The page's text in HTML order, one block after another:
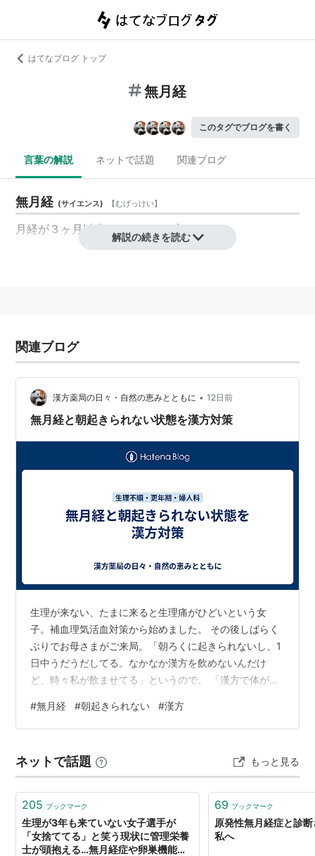
はてなブログ トップ
無月経
このタグでブログを書く
言葉の解説 ネットで話題 関連ブログ
無月経 (サイエンス) 【むげっけい】
月経が３ヶ月以上こないことを言います。
解説の続きを読む
関連ブログ
漢方薬局の日々・自然の恵みとともに • 12日前
無月経と朝起きられない状態を漢方対策
生理が来ない、たまに来ると生理痛がひどいという女
子。補血理気活血対策から始めました。 その後しばらく
ぶりでお母さまがご来局。「朝ろくに起きられないし、1
日中うだうだしてる。なかなか漢方を飲めないんだけ
ど、時々私が飲ませてる」というので、 「漢方で体が整
さいね」「なばら、無理やりでももっと飲ませるわ！」
その後お母さまの漢方ご購入ペースが良くなってきたの
たの～」 え？そんなに朝起きられなかったの？初めは生
理不順のご相談だったので、そこまで体が動かないとは
思っていなかった。 そして久しぶりに先日お嬢…
#無月経 #朝起きられない #漢方
ネットで話題 もっと見る
205 ブックマーク
生理が3年も来ていない女子選手が
「女捨ててる」と笑う現状に管理栄養
士が頭抱える…無月経症や卵巣機能不
69 ブックマーク
原発性無月経症と診
私へ